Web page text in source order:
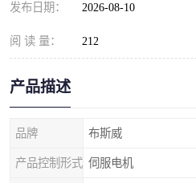
发布日期： 2026-08-10
阅 读 量： 212
产品描述
品牌 布斯威
产品控制形式 伺服电机